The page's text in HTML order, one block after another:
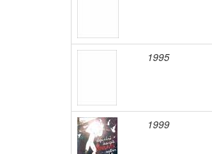
1995
1999